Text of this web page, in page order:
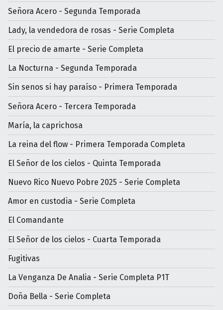
Señora Acero - Segunda Temporada
Lady, la vendedora de rosas - Serie Completa
El precio de amarte - Serie Completa
La Nocturna - Segunda Temporada
Sin senos si hay paraíso - Primera Temporada
Señora Acero - Tercera Temporada
María, la caprichosa
La reina del flow - Primera Temporada Completa
El Señor de los cielos - Quinta Temporada
Nuevo Rico Nuevo Pobre 2025 - Serie Completa
Amor en custodia - Serie Completa
El Comandante
El Señor de los cielos - Cuarta Temporada
Fugitivas
La Venganza De Analia - Serie Completa P1T
Doña Bella - Serie Completa